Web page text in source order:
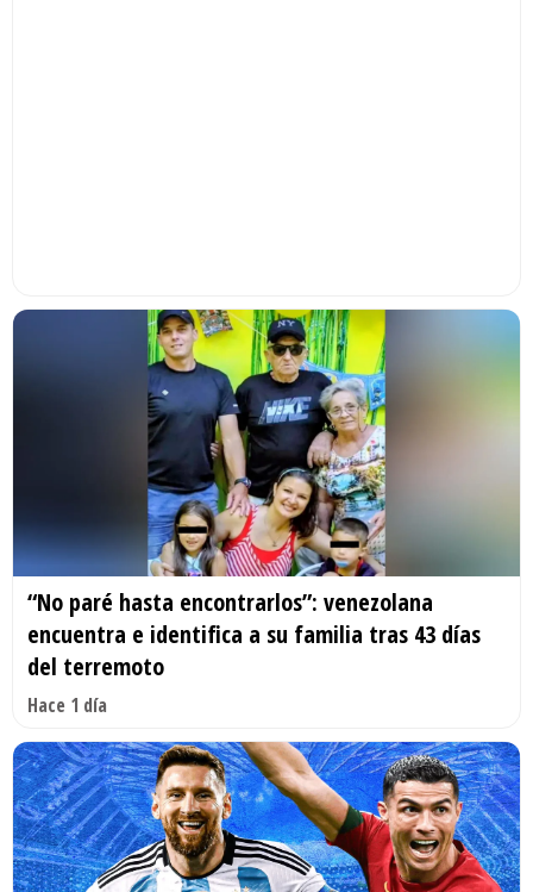
“No paré hasta encontrarlos”: venezolana
encuentra e identifica a su familia tras 43 días
del terremoto
Hace 1 día